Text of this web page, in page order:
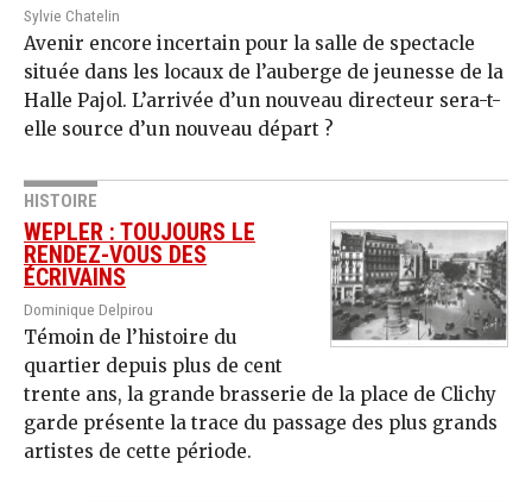
Sylvie Chatelin
Avenir encore incertain pour la salle de spectacle
située dans les locaux de l’auberge de jeunesse de la
Halle Pajol. L’arrivée d’un nouveau directeur sera-t-
elle source d’un nouveau départ ?
HISTOIRE
WEPLER : TOUJOURS LE
RENDEZ-VOUS DES
ÉCRIVAINS
Dominique Delpirou
Témoin de l’histoire du
quartier depuis plus de cent
trente ans, la grande brasserie de la place de Clichy
garde présente la trace du passage des plus grands
artistes de cette période.